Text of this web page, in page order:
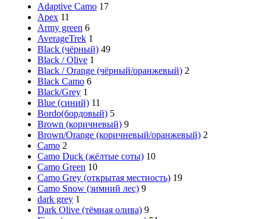
Adaptive Camo 17
Apex 11
Army green 6
AverageTrek 1
Black (чёрный) 49
Black / Olive 1
Black / Orange (чёрный/оранжевый) 2
Black Camo 6
Black/Grey 1
Blue (синий) 11
Bordo(бордовый) 5
Brown (коричневый) 9
Brown/Orange (коричневый/оранжевый) 2
Camo 2
Camo Duck (жёлтые соты) 10
Camo Green 10
Camo Grey (открытая местность) 19
Camo Snow (зимний лес) 9
dark grey 1
Dark Olive (тёмная олива) 9